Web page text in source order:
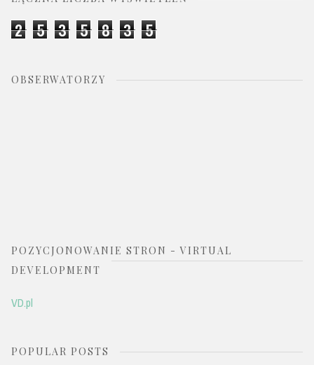
2 5 3 5 8 3 5
OBSERWATORZY
POZYCJONOWANIE STRON - VIRTUAL
DEVELOPMENT
VD.pl
POPULAR POSTS